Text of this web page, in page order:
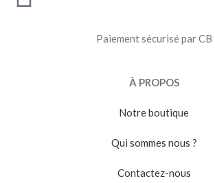
Paiement sécurisé par CB
À PROPOS
Notre boutique
Qui sommes nous ?
Contactez-nous